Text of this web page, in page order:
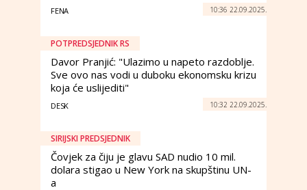
FENA 10:36 22.09.2025.
POTPREDSJEDNIK RS
Davor Pranjić: "Ulazimo u napeto razdoblje.
Sve ovo nas vodi u duboku ekonomsku krizu
koja će uslijediti"
DESK 10:32 22.09.2025.
SIRIJSKI PREDSJEDNIK
Čovjek za čiju je glavu SAD nudio 10 mil.
dolara stigao u New York na skupštinu UN-
a